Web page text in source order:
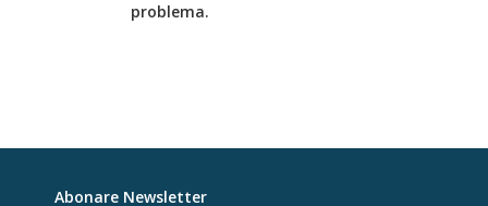
problema.
Abonare Newsletter